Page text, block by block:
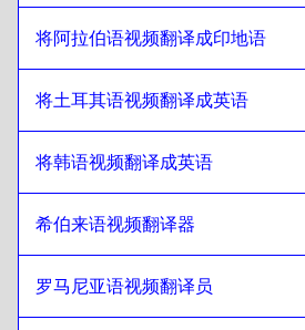
日语至缅甸语
缅甸语至日语
智利西班牙语 至日语
日语至简体中文
日语至哥伦比亚西班牙语
哥伦比亚西班牙语至日语
日语 至波兰语
将阿拉伯语视频翻译成印地语
将土耳其语视频翻译成英语
将韩语视频翻译成英语
希伯来语视频翻译器
罗马尼亚语视频翻译员